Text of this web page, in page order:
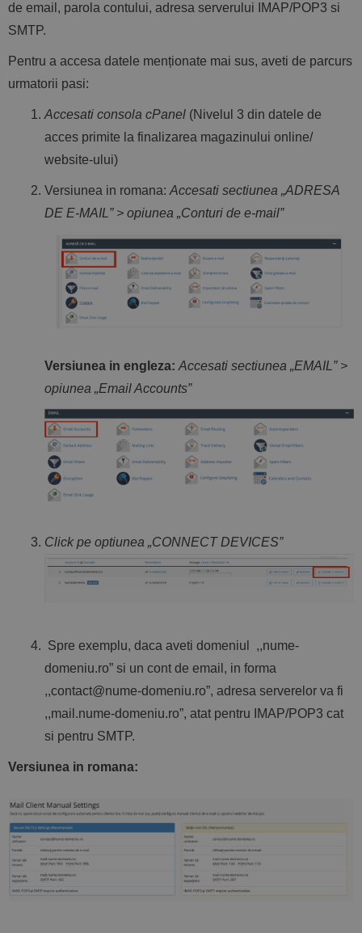
de email, parola contului, adresa serverului IMAP/POP3 si
SMTP.
Pentru a accesa datele menționate mai sus, aveti de parcurs
urmatorii pasi:
Accesati consola cPanel (Nivelul 3 din datele de
acces primite la finalizarea magazinului online/
website-ului)
Versiunea in romana: Accesati sectiunea „ADRESA
DE E-MAIL” > opiunea „Conturi de e-mail”
Versiunea in engleza: Accesati sectiunea „EMAIL” >
opiunea „Email Accounts”
Click pe optiunea „CONNECT DEVICES”
Spre exemplu, daca aveti domeniul ,,nume-
domeniu.ro” si un cont de email, in forma
,,contact@nume-domeniu.ro”, adresa serverelor va fi
,,mail.nume-domeniu.ro”, atat pentru IMAP/POP3 cat
si pentru SMTP.
Versiunea in romana: